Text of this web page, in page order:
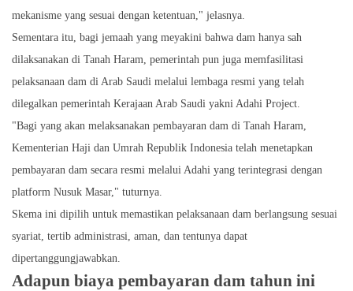
mekanisme yang sesuai dengan ketentuan," jelasnya.
Sementara itu, bagi jemaah yang meyakini bahwa dam hanya sah
dilaksanakan di Tanah Haram, pemerintah pun juga memfasilitasi
pelaksanaan dam di Arab Saudi melalui lembaga resmi yang telah
dilegalkan pemerintah Kerajaan Arab Saudi yakni Adahi Project.
"Bagi yang akan melaksanakan pembayaran dam di Tanah Haram,
Kementerian Haji dan Umrah Republik Indonesia telah menetapkan
pembayaran dam secara resmi melalui Adahi yang terintegrasi dengan
platform Nusuk Masar," tuturnya.
Skema ini dipilih untuk memastikan pelaksanaan dam berlangsung sesuai
syariat, tertib administrasi, aman, dan tentunya dapat
dipertanggungjawabkan.
Adapun biaya pembayaran dam tahun ini